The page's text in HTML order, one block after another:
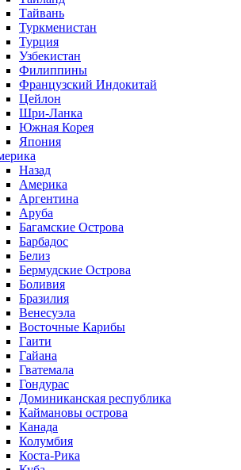
Тайвань
Туркменистан
Турция
Узбекистан
Филиппины
Французский Индокитай
Цейлон
Шри-Ланка
Южная Корея
Япония
Назад
Америка
Аргентина
Аруба
Багамские Острова
Барбадос
Белиз
Бермудские Острова
Боливия
Бразилия
Венесуэла
Восточные Карибы
Гаити
Гайана
Гватемала
Гондурас
Доминиканская республика
Каймановы острова
Канада
Колумбия
Коста-Рика